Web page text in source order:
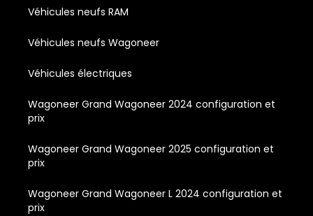
Véhicules neufs RAM
Véhicules neufs Wagoneer
Véhicules électriques
Wagoneer Grand Wagoneer 2024 configuration et
prix
Wagoneer Grand Wagoneer 2025 configuration et
prix
Wagoneer Grand Wagoneer L 2024 configuration et
prix